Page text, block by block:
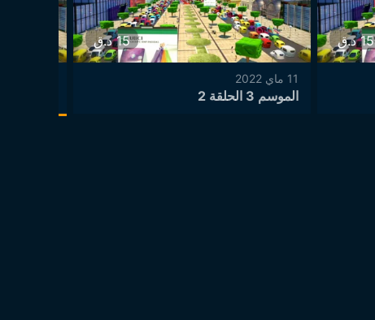
15 د.ق 15 د.ق
11 ماي 2022
الموسم 3 الحلقة 2